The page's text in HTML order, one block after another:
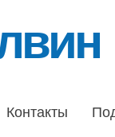
Контакты